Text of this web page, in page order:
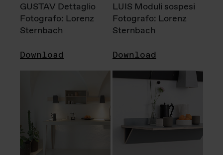
GUSTAV Dettaglio
Fotografo: Lorenz
Sternbach
Download
LUIS Moduli sospesi
Fotografo: Lorenz
Sternbach
Download